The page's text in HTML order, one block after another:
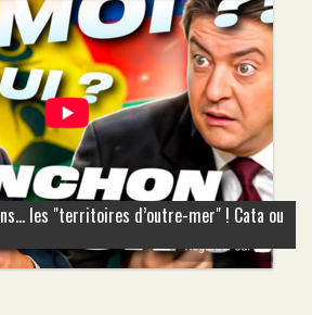
les "territoires d’outre-mer" ! Cata ou